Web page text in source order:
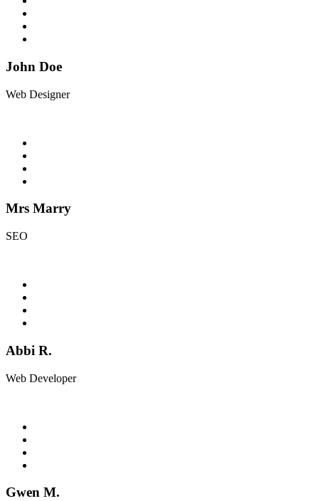
John Doe
Web Designer
Mrs Marry
SEO
Abbi R.
Web Developer
Gwen M.